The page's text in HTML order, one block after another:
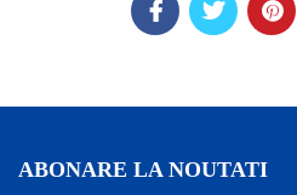
ABONARE LA NOUTATI